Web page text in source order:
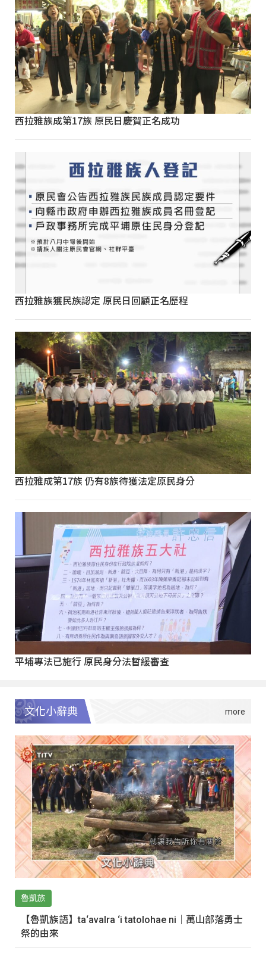
西拉雅族成第17族 原民日慶賀正名成功
西拉雅族獲民族認定 原民日回顧正名歷程
西拉雅成第17族 仍有8族待獲法定原民身分
平埔專法已施行 原民身分法暫緩審查
文化小辭典
魯凱族
【魯凱族語】ta‘avalra ‘i tatolohae ni｜萬山部落勇士
祭的由來